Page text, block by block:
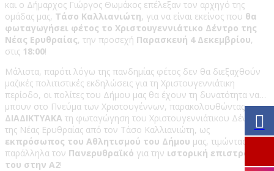
και ο Δήμαρχος Γιώργος Θωμάκος επέλεξαν τον αρχηγό της
ομάδας μας, Τάσο Καλλιανιώτη, για να είναι εκείνος που θα
φωταγωγήσει φέτος το Χριστουγεννιάτικο Δέντρο της
Νέας Ερυθραίας, την προσεχή Παρασκευή 4 Δεκεμβρίου,
στις 18:00!
Μάλιστα, παρότι λόγω της πανδημίας φέτος δεν θα διεξαχθούν
μαζικές πολιτιστικές εκδηλώσεις για τη Χριστουγεννιάτικη
περίοδο, οι πολίτες του Δήμου μας θα έχουν τη δυνατότητα να…
μπουν στο Πνεύμα των Χριστουγέννων, παρακολουθώντας
ΔΙΑΔΙΚΤΥΑΚΑ τη φωταγώγηση του Χριστουγεννιάτικου Δέντρου
της Νέας Ερυθραίας από τον Τάσο Καλλιανιώτη, ως
εκπρόσωπος του Αθλητισμού του Δήμου μας, τιμώντας
παράλληλα τον Πανερυθραϊκό για την ιστορική επιστροφή
του στην Α2!